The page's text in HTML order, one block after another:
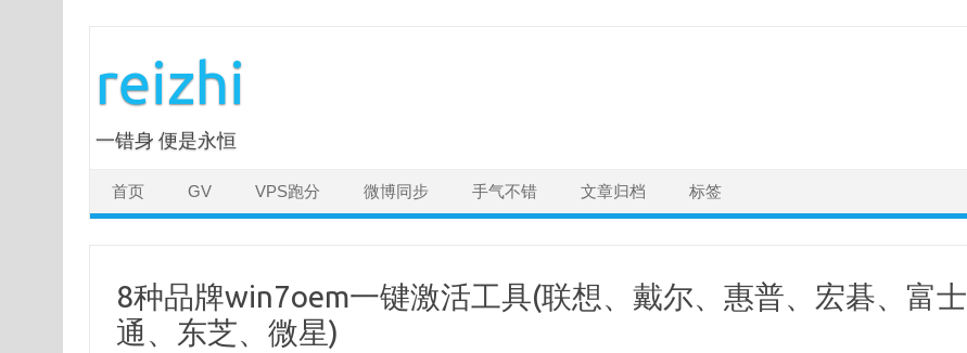
reizhi
一错身 便是永恒
首页 GV VPS跑分 微博同步 手气不错 文章归档 标签
8种品牌win7oem一键激活工具(联想、戴尔、惠普、宏碁、富士
通、东芝、微星)